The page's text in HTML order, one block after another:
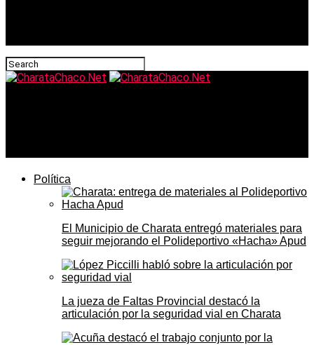
Política
El Municipio de Charata entregó materiales para
seguir mejorando el Polideportivo «Hacha» Apud
La jueza de Faltas Provincial destacó la
articulación por la seguridad vial en Charata